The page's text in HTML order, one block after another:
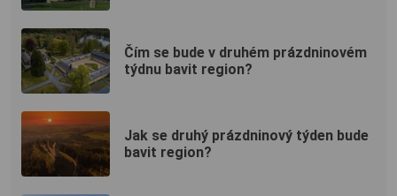
Čím se bude v druhém prázdninovém
týdnu bavit region?
Jak se druhý prázdninový týden bude
bavit region?